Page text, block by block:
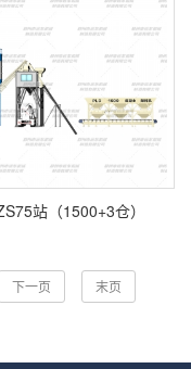
站（1500+3仓）
下一页 末页